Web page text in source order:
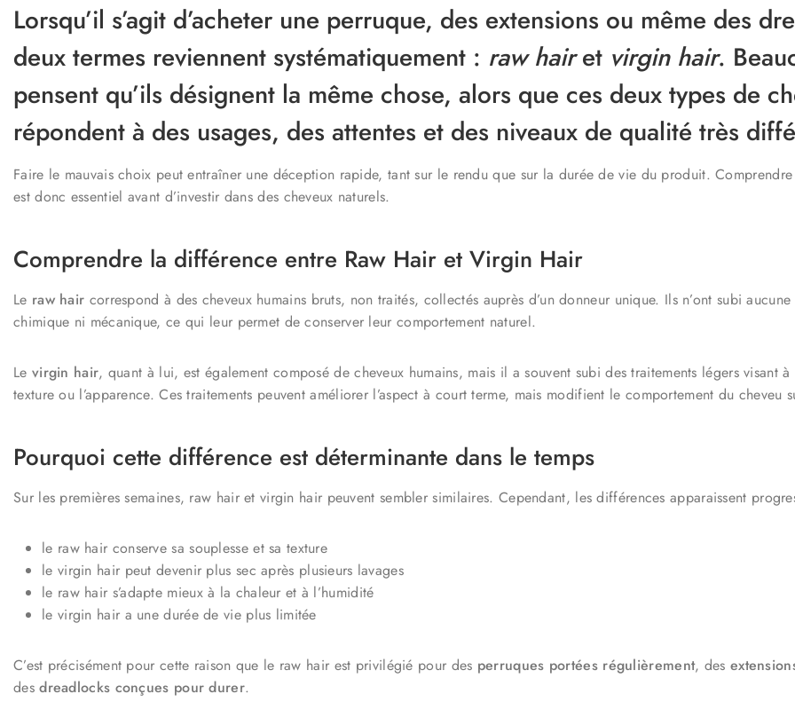
Lorsqu’il s’agit d’acheter une perruque, des extensions ou même des
deux termes reviennent systématiquement : raw hairet virgin hair.
pensent qu’ils désignent la même chose, alors que ces deux types de
répondent à des usages, des attentes et des niveaux de qualité très
Faire le mauvais choix peut entraîner une déception rapide, tant sur le rendu que sur la durée de vie du produit.
est donc essentiel avant d’investir dans des cheveux naturels.
Comprendre la différence entre Raw Hair et Virgin Hair
Le raw hair correspond à des cheveux humains bruts, non traités, collectés auprès d’un donneur unique. Ils n’ont subi
chimique ni mécanique, ce qui leur permet de conserver leur comportement naturel.
Le virgin hair, quant à lui, est également composé de cheveux humains, mais il a souvent subi des traitements légers visant
texture ou l’apparence. Ces traitements peuvent améliorer l’aspect à court terme, mais modifient le comportement du cheveu
Pourquoi cette différence est déterminante dans le temps
Sur les premières semaines, raw hair et virgin hair peuvent sembler similaires. Cependant, les différences apparaissent
le raw hair conserve sa souplesse et sa texture
le virgin hair peut devenir plus sec après plusieurs lavages
le raw hair s’adapte mieux à la chaleur et à l’humidité
le virgin hair a une durée de vie plus limitée
C’est précisément pour cette raison que le raw hair est privilégié pour des perruques portées régulièrement, des
desdreadlocks conçues pour durer.